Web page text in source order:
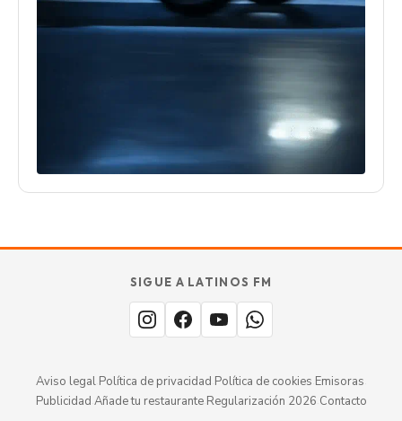
SIGUE A LATINOS FM
Aviso legal· Política de privacidad Política de cookies Emisoras
Publicidad Añade tu restaurante· Regularización 2026 Contacto